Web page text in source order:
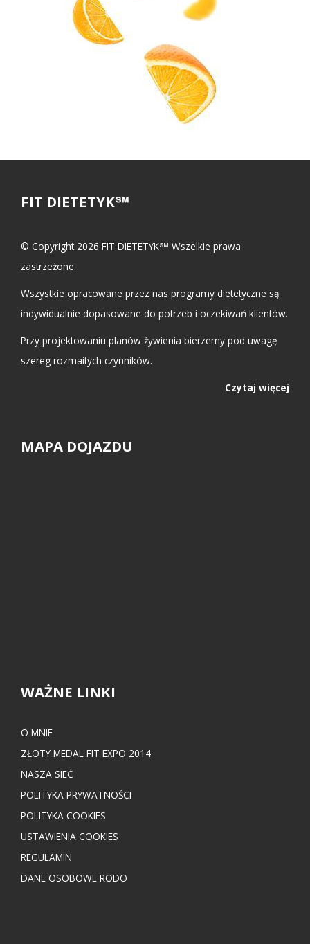
FIT DIETETYK℠
© Copyright 2026 FIT DIETETYK℠ Wszelkie prawa
zastrzeżone.
Wszystkie opracowane przez nas programy dietetyczne są
indywidualnie dopasowane do potrzeb i oczekiwań klientów.
Przy projektowaniu planów żywienia bierzemy pod uwagę
szereg rozmaitych czynników.
Czytaj więcej
MAPA DOJAZDU
WAŻNE LINKI
O MNIE
ZŁOTY MEDAL FIT EXPO 2014
NASZA SIEĆ
POLITYKA PRYWATNOŚCI
POLITYKA COOKIES
USTAWIENIA COOKIES
REGULAMIN
DANE OSOBOWE RODO